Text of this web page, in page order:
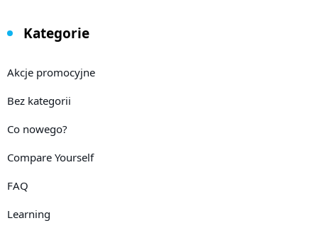
Kategorie
Akcje promocyjne
Bez kategorii
Co nowego?
Compare Yourself
FAQ
Learning